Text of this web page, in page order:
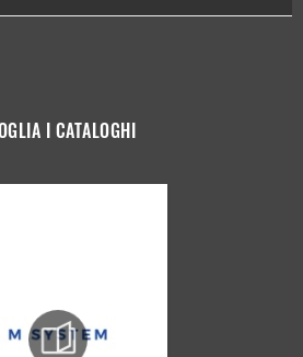
I CATALOGHI